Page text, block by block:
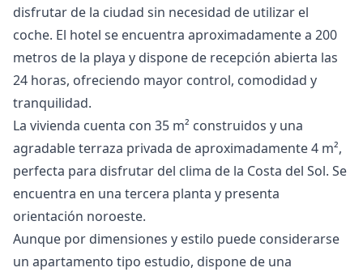
disfrutar de la ciudad sin necesidad de utilizar el
coche. El hotel se encuentra aproximadamente a 200
metros de la playa y dispone de recepción abierta las
24 horas, ofreciendo mayor control, comodidad y
tranquilidad.
La vivienda cuenta con 35 m² construidos y una
agradable terraza privada de aproximadamente 4 m²,
perfecta para disfrutar del clima de la Costa del Sol. Se
encuentra en una tercera planta y presenta
orientación noroeste.
Aunque por dimensiones y estilo puede considerarse
un apartamento tipo estudio, dispone de una